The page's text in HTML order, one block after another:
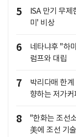
5
ISA 만기 무
미' 비상
6
네타냐후 "하
럼프와 대립
7
박리다매 한
향하는 저가커
8
"한화는 조선
美에 조선 기